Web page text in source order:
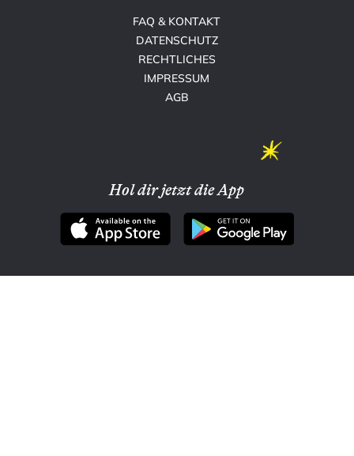
FAQ & KONTAKT
DATENSCHUTZ
RECHTLICHES
IMPRESSUM
AGB
Hol dir jetzt die App